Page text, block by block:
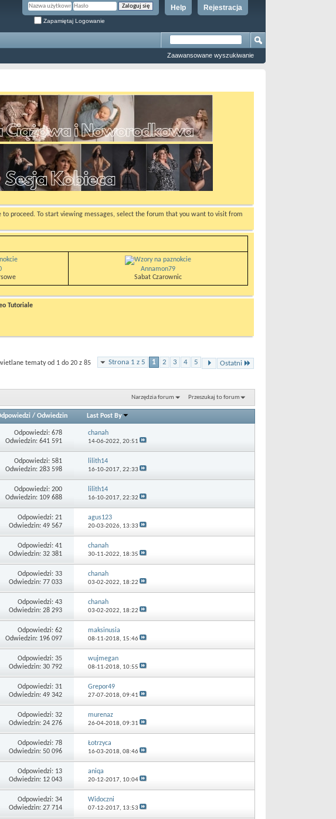
Rejestracja
Help
Zapamiętaj Logowanie
Zaawansowane wyszukiwanie
to proceed. To start viewing messages, select the forum that you want to visit from
Annamon79
Sabat Czarownic
Tutoriale
Strona 1 z 5 1 2 3 4 5 Ostatni
tematy od 1 do 20 z 85
Narzędzia forum Przeszukaj to forum
/ Odwiedzin Last Post By
Odpowiedzi: 678
Odwiedzin: 641 591
chanah
14-06-2022, 20:51
Odpowiedzi: 581
Odwiedzin: 283 598
lilith14
16-10-2017, 22:33
Odpowiedzi: 200
Odwiedzin: 109 688
lilith14
16-10-2017, 22:32
Odpowiedzi: 21
Odwiedzin: 49 567
agus123
20-03-2026, 13:33
Odpowiedzi: 41
Odwiedzin: 32 381
chanah
30-11-2022, 18:35
Odpowiedzi: 33
Odwiedzin: 77 033
chanah
03-02-2022, 18:22
Odpowiedzi: 43
Odwiedzin: 28 293
chanah
03-02-2022, 18:22
Odpowiedzi: 62
Odwiedzin: 196 097
maksinusia
08-11-2018, 15:46
Odpowiedzi: 35
Odwiedzin: 30 792
wujmegan
08-11-2018, 10:55
Odpowiedzi: 31
Odwiedzin: 49 342
Grepor49
27-07-2018, 09:41
Odpowiedzi: 32
Odwiedzin: 24 276
murenaz
26-04-2018, 09:31
Odpowiedzi: 78
Odwiedzin: 50 096
Łotrzyca
16-03-2018, 08:46
Odpowiedzi: 13
Odwiedzin: 12 043
aniqa
20-12-2017, 10:04
Odpowiedzi: 34
Odwiedzin: 27 714
Widoczni
07-12-2017, 13:53